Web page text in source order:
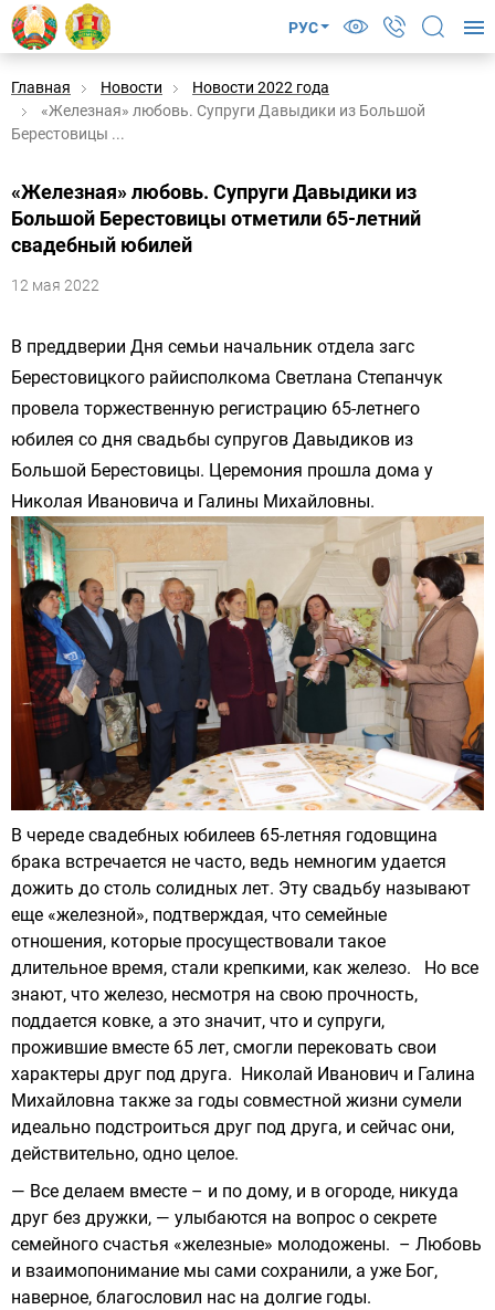
РУС
Главная Новости
Новости 2022 года
«Железная» любовь. Супруги Давыдики из Большой
Берестовицы ...
«Железная» любовь. Супруги Давыдики из
Большой Берестовицы отметили 65-летний
свадебный юбилей
12 мая 2022
В преддверии Дня семьи начальник отдела загс
Берестовицкого райисполкома Светлана Степанчук
провела торжественную регистрацию 65-летнего
юбилея со дня свадьбы супругов Давыдиков из
Большой Берестовицы. Церемония прошла дома у
Николая Ивановича и Галины Михайловны.
В череде свадебных юбилеев 65-летняя годовщина
брака встречается не часто, ведь немногим удается
дожить до столь солидных лет. Эту свадьбу называют
еще «железной», подтверждая, что семейные
отношения, которые просуществовали такое
длительное время, стали крепкими, как железо. Но все
знают, что железо, несмотря на свою прочность,
поддается ковке, а это значит, что и супруги,
прожившие вместе 65 лет, смогли перековать свои
характеры друг под друга. Николай Иванович и Галина
Михайловна также за годы совместной жизни сумели
идеально подстроиться друг под друга, и сейчас они,
действительно, одно целое.
— Все делаем вместе – и по дому, и в огороде, никуда
друг без дружки, — улыбаются на вопрос о секрете
семейного счастья «железные» молодожены. – Любовь
и взаимопонимание мы сами сохранили, а уже Бог,
наверное, благословил нас на долгие годы.